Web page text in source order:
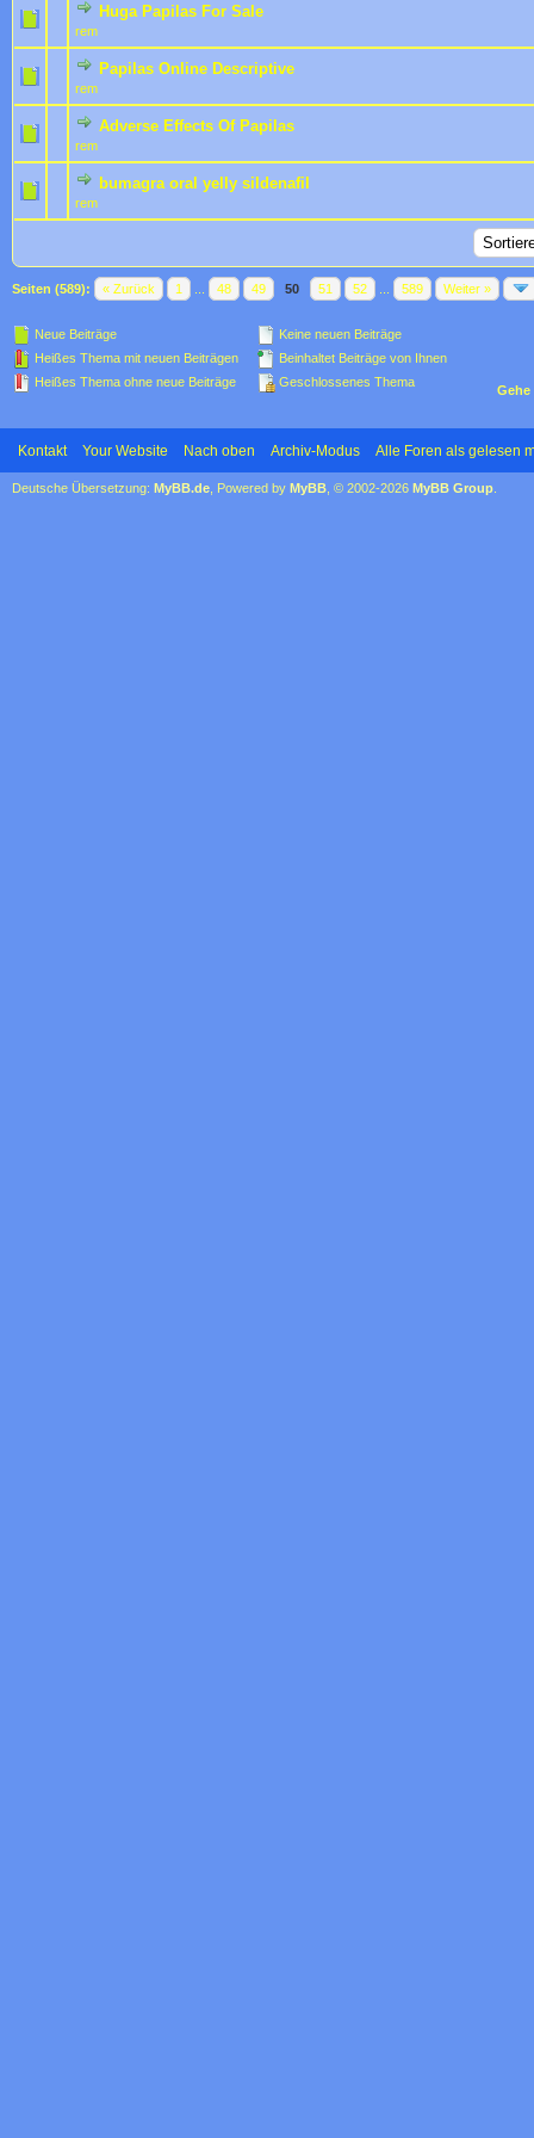
Huga Papilas For Sale
rem
0 Bewertung(en) - 0 von 5 durchschnittlich
1
Papilas Online Descriptive
rem
0 Bewertung(en) - 0 von 5 durchschnittlich
1234
Adverse Effects Of Papilas
rem
0 Bewertung(en) - 0 von 5 durchschnittlich
1234
bumagra oral yelly sildenafil
rem
0 Bewertung(en) - 0 von 5 durchschnittlich
12345
Seiten (589): « Zurück 1 48 49 50 51 52 589 Weiter »
Neue Beiträge
Heißes Thema mit neuen Beiträgen
Heißes Thema ohne neue Beiträge
Keine neuen Beiträge
Beinhaltet Beiträge von Ihnen
Geschlossenes Thema
Gehe
Kontakt Your Website Nach oben Archiv-Modus Alle Foren als gelesen
Deutsche Übersetzung: MyBB.de , Powered by MyBB , © 2002-2026 MyBB Group